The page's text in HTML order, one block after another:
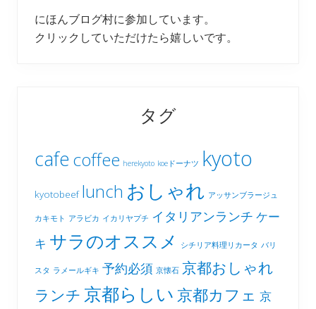
にほんブログ村に参加しています。
クリックしていただけたら嬉しいです。
タグ
cafe coffee herekyoto koeドーナツ kyoto
kyotobeef lunch おしゃれ アッサンブラージュ
カキモト アラビカ イカリヤプチ イタリアンランチ ケー
キ サラのオススメ シチリア料理リカータ バリ
スタ ラメールギキ 予約必須 京懐石 京都おしゃれ
ランチ 京都らしい 京都カフェ 京